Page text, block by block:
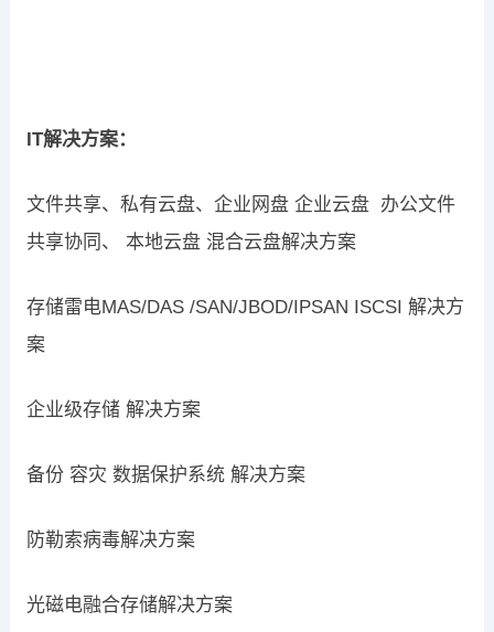
IT解决方案：
文件共享、私有云盘、企业网盘 企业云盘 办公文件
共享协同、 本地云盘 混合云盘解决方案
存储雷电MAS/DAS /SAN/JBOD/IPSAN ISCSI 解决方
案
企业级存储 解决方案
备份 容灾 数据保护系统 解决方案
防勒索病毒解决方案
光磁电融合存储解决方案